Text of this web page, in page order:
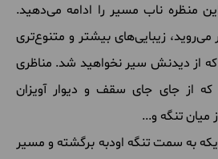
منظره ناب مسیر را ادامه می‌دهید.
زیبایی‌های بیشتر و متنوع‌تری
که از دیدنش سیر نخواهید شد. مناظری
که از جای جای سقف و دیوار آویزان
میان تنگه و...
به سمت تنگه اودبه برگشته و مسیر